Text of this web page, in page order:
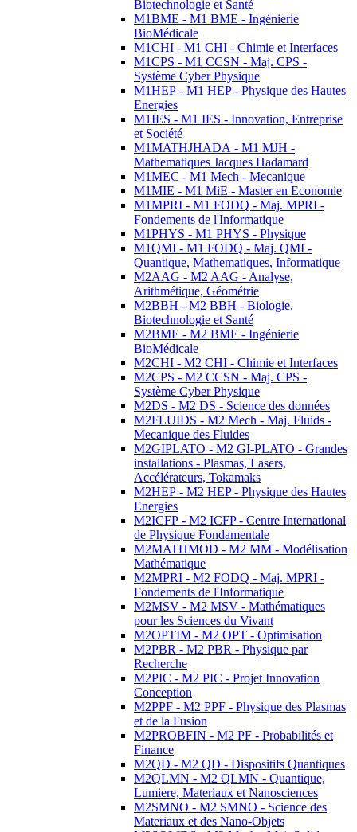
Biotechnologie et Santé
M1BME - M1 BME - Ingénierie
BioMédicale
M1CHI - M1 CHI - Chimie et Interfaces
M1CPS - M1 CCSN - Maj. CPS -
Système Cyber Physique
M1HEP - M1 HEP - Physique des Hautes
Energies
M1IES - M1 IES - Innovation, Entreprise
et Société
M1MATHJHADA - M1 MJH -
Mathematiques Jacques Hadamard
M1MEC - M1 Mech - Mecanique
M1MIE - M1 MiE - Master en Economie
M1MPRI - M1 FODQ - Maj. MPRI -
Fondements de l'Informatique
M1PHYS - M1 PHYS - Physique
M1QMI - M1 FODQ - Maj. QMI -
Quantique, Mathematiques, Informatique
M2AAG - M2 AAG - Analyse,
Arithmétique, Géométrie
M2BBH - M2 BBH - Biologie,
Biotechnologie et Santé
M2BME - M2 BME - Ingénierie
BioMédicale
M2CHI - M2 CHI - Chimie et Interfaces
M2CPS - M2 CCSN - Maj. CPS -
Système Cyber Physique
M2DS - M2 DS - Science des données
M2FLUIDS - M2 Mech - Maj. Fluids -
Mecanique des Fluides
M2GIPLATO - M2 GI-PLATO - Grandes
installations - Plasmas, Lasers,
Accélérateurs, Tokamaks
M2HEP - M2 HEP - Physique des Hautes
Energies
M2ICFP - M2 ICFP - Centre International
de Physique Fondamentale
M2MATHMOD - M2 MM - Modélisation
Mathématique
M2MPRI - M2 FODQ - Maj. MPRI -
Fondements de l'Informatique
M2MSV - M2 MSV - Mathématiques
pour les Sciences du Vivant
M2OPTIM - M2 OPT - Optimisation
M2PBR - M2 PBR - Physique par
Recherche
M2PIC - M2 PIC - Projet Innovation
Conception
M2PPF - M2 PPF - Physique des Plasmas
et de la Fusion
M2PROBFIN - M2 PF - Probabilités et
Finance
M2QD - M2 QD - Dispositifs Quantiques
M2QLMN - M2 QLMN - Quantique,
Lumiere, Materiaux et Nanosciences
M2SMNO - M2 SMNO - Science des
Materiaux et des Nano-Objets